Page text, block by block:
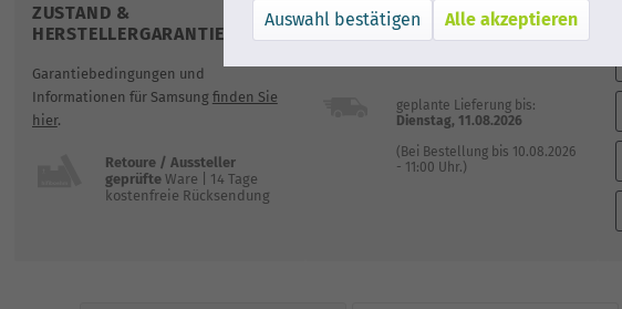
Alle akzeptieren
ZUSTAND &
HERSTELLERGARANTIE
Garantiebedingungen und
Informationen für Samsung finden Sie
hier.
Retoure / Aussteller
geprüfteWare | 14 Tage
kostenfreie Rücksendung
VERSAND
geplante Lieferung bis:
Dienstag, 11.08.2026
(Bei Bestellung bis 10.08.2026
- 11:00 Uhr.)